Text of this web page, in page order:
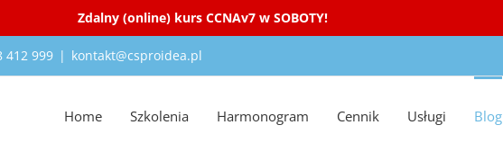
Zdalny (online) kurs CCNAv7 w SOBOTY!
412 999 | kontakt@csproidea.pl
Home Szkolenia Harmonogram Cennik Usługi Blog